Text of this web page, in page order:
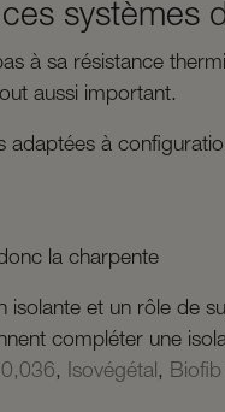
systèmes
à sa résistance
aussi important.
adaptées à
la charpente
et un rôle de
compléter une
, Isovégétal,